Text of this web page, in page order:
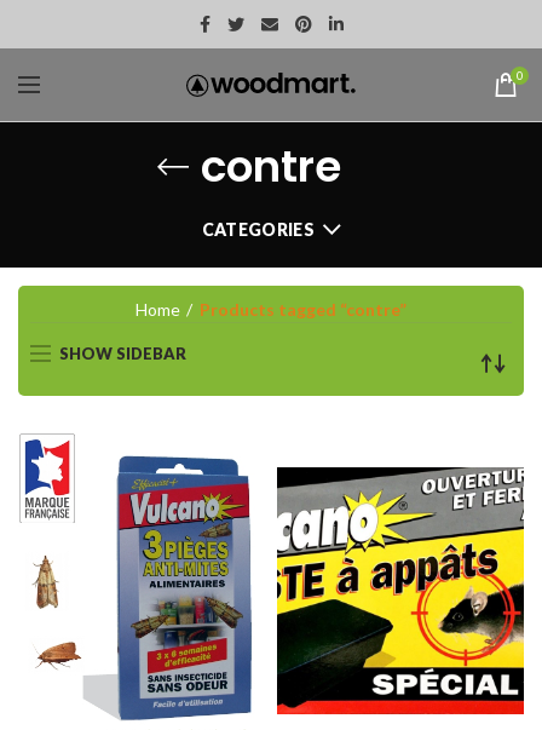
0
contre
CATEGORIES
Home Products tagged “contre”
SHOW SIDEBAR